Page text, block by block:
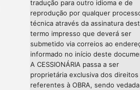
tradução para outro idioma e de
reprodução por qualquer
técnica através da assinatura
termo impresso que deverá ser
submetido via correios ao
informado no início deste
A CESSIONÁRIA passa a ser
proprietária exclusiva dos direitos
referentes à OBRA, sendo vedada